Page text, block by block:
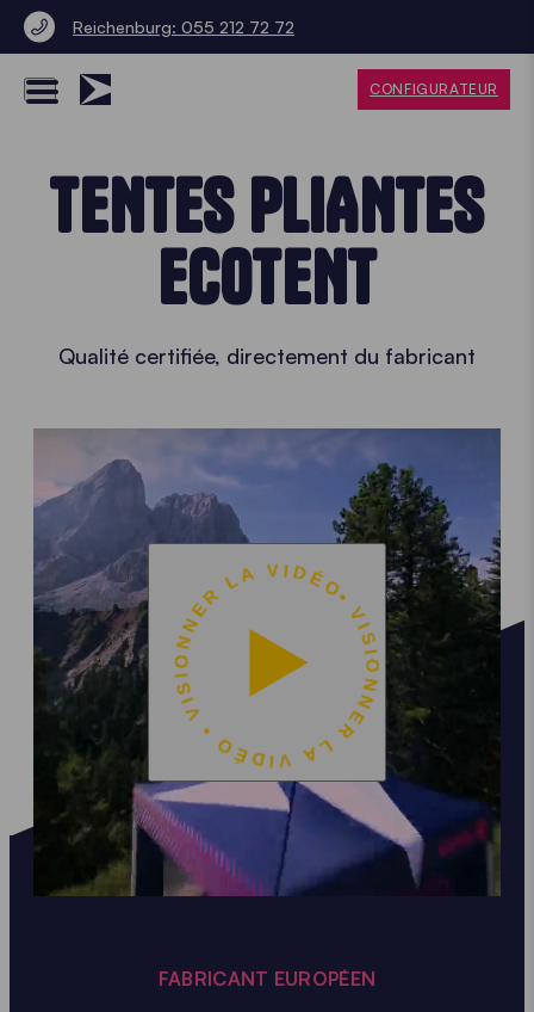
Reichenburg: 055 212 72 72
CONFIGURATEUR
TENTES PLIANTES
ECOTENT
Qualité certifiée, directement du fabricant
• VISIONNER LA VIDÉO • VISIONNER LA VIDÉO
FABRICANT EUROPÉEN